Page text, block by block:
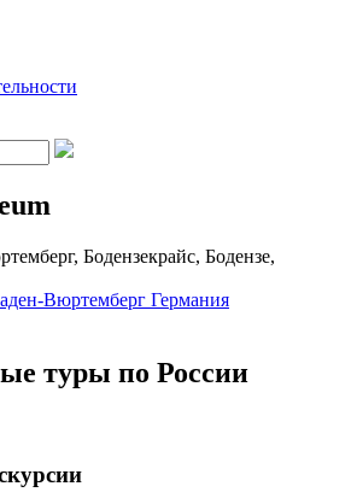
Бодензекрайс, Бодензе,
Вюртемберг Германия
туры по России